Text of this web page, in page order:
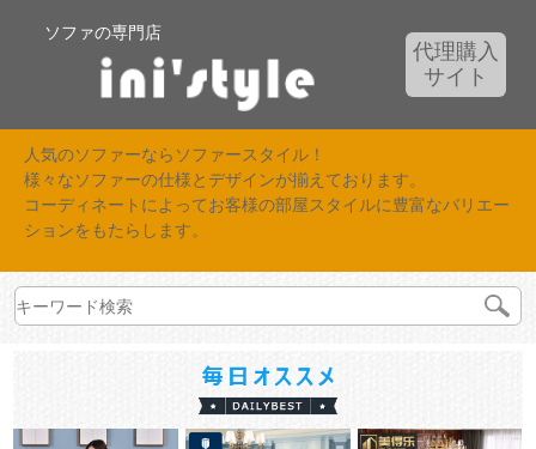
ソファの専門店
代理購入
サイト
人気のソファーならソファースタイル！
様々なソファーの仕様とデザインが揃えております。
コーディネートによってお客様の部屋スタイルに豊富なバリエー
ションをもたらします。